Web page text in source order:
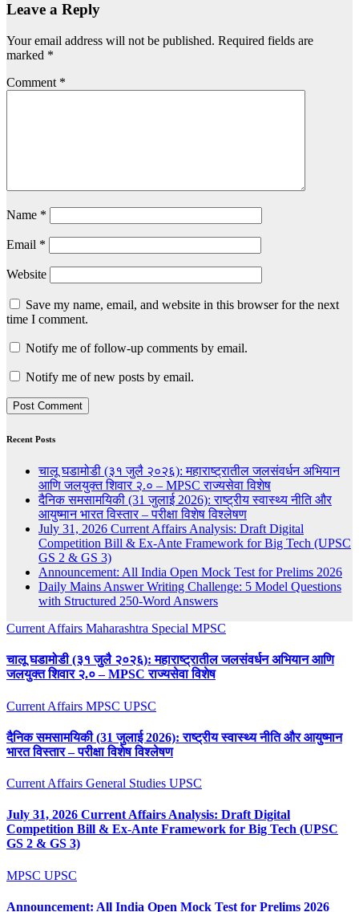
Leave a Reply
Your email address will not be published. Required fields are
marked *
Comment *
Name *
Email *
Website
Save my name, email, and website in this browser for the next
time I comment.
Notify me of follow-up comments by email.
Notify me of new posts by email.
Recent Posts
चालू घडामोडी (३१ जुलै २०२६): महाराष्ट्रातील जलसंवर्धन अभियान
आणि जलयुक्त शिवार २.० – MPSC राज्यसेवा विशेष
दैनिक समसामयिकी (31 जुलाई 2026): राष्ट्रीय स्वास्थ्य नीति और
आयुष्मान भारत विस्तार – परीक्षा विशेष विश्लेषण
July 31, 2026 Current Affairs Analysis: Draft Digital
Competition Bill & Ex-Ante Framework for Big Tech (UPSC
GS 2 & GS 3)
Announcement: All India Open Mock Test for Prelims 2026
Daily Mains Answer Writing Challenge: 5 Model Questions
with Structured 250-Word Answers
Current Affairs Maharashtra Special MPSC
चालू घडामोडी (३१ जुलै २०२६): महाराष्ट्रातील जलसंवर्धन अभियान आणि
जलयुक्त शिवार २.० – MPSC राज्यसेवा विशेष
Current Affairs MPSC UPSC
दैनिक समसामयिकी (31 जुलाई 2026): राष्ट्रीय स्वास्थ्य नीति और आयुष्मान
भारत विस्तार – परीक्षा विशेष विश्लेषण
Current Affairs General Studies UPSC
July 31, 2026 Current Affairs Analysis: Draft Digital
Competition Bill & Ex-Ante Framework for Big Tech (UPSC
GS 2 & GS 3)
MPSC UPSC
Announcement: All India Open Mock Test for Prelims 2026